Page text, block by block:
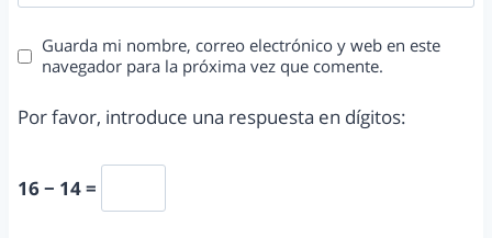
Guarda mi nombre, correo electrónico y web en este
navegador para la próxima vez que comente.
Por favor, introduce una respuesta en dígitos:
16 − 14 =